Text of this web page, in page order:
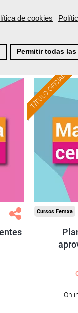
de cookies
Permitir todas
TÍTULO OFICIAL
Cursos Femxa